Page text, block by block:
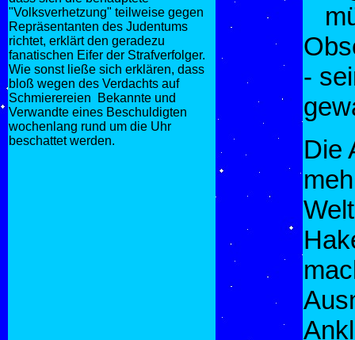
"Volksverhetzung" teilweise gegen
Repräsentanten des Judentums
richtet, erklärt den geradezu
fanatischen Eifer der Strafverfolger.
Wie sonst ließe sich erklären, dass
bloß wegen des Verdachts auf
Schmierereien Bekannte und
Verwandte eines Beschuldigten
wochenlang rund um die Uhr
beschattet werden.
-
Die